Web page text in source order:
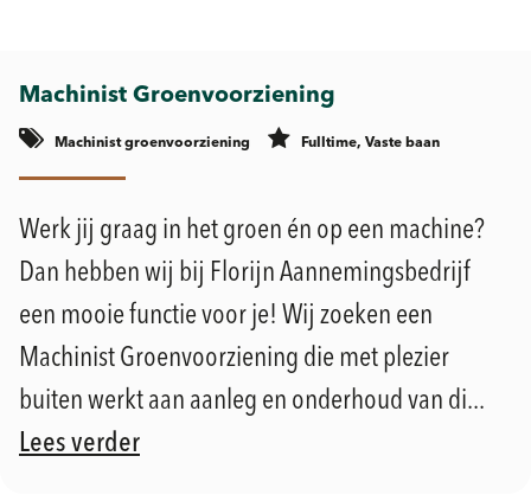
Machinist Groenvoorziening
Machinist groenvoorziening Fulltime, Vaste baan
Werk jij graag in het groen én op een machine?
Dan hebben wij bij Florijn Aannemingsbedrijf
een mooie functie voor je! Wij zoeken een
Machinist Groenvoorziening die met plezier
buiten werkt aan aanleg en onderhoud van di...
Lees verder